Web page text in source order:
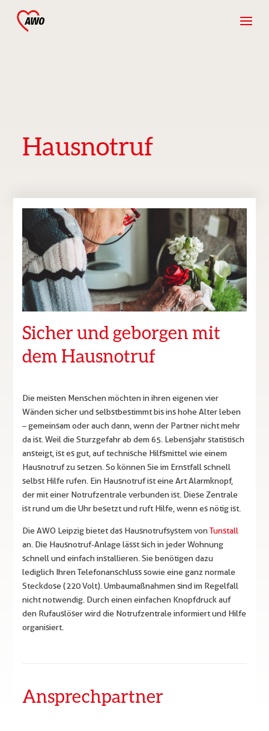
Hausnotruf
Sicher und geborgen mit
dem Hausnotruf
Die meisten Menschen möchten in ihren eigenen vier
Wänden sicher und selbstbestimmt bis ins hohe Alter leben
– gemeinsam oder auch dann, wenn der Partner nicht mehr
da ist. Weil die Sturzgefahr ab dem 65. Lebensjahr statistisch
ansteigt, ist es gut, auf technische Hilfsmittel wie einem
Hausnotruf zu setzen. So können Sie im Ernstfall schnell
selbst Hilfe rufen. Ein Hausnotruf ist eine Art Alarmknopf,
der mit einer Notrufzentrale verbunden ist. Diese Zentrale
ist rund um die Uhr besetzt und ruft Hilfe, wenn es nötig ist.
Die AWO Leipzig bietet das Hausnotrufsystem vonTunstall
an. Die Hausnotruf-Anlage lässt sich in jeder Wohnung
schnell und einfach installieren. Sie benötigen dazu
lediglich Ihren Telefonanschluss sowie eine ganz normale
Steckdose (220 Volt). Umbaumaßnahmen sind im Regelfall
nicht notwendig. Durch einen einfachen Knopfdruck auf
den Rufauslöser wird die Notrufzentrale informiert und Hilfe
organisiert.
Ansprechpartner